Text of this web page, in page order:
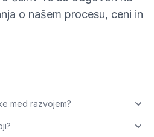
o našem procesu, ceni in
med razvojem?